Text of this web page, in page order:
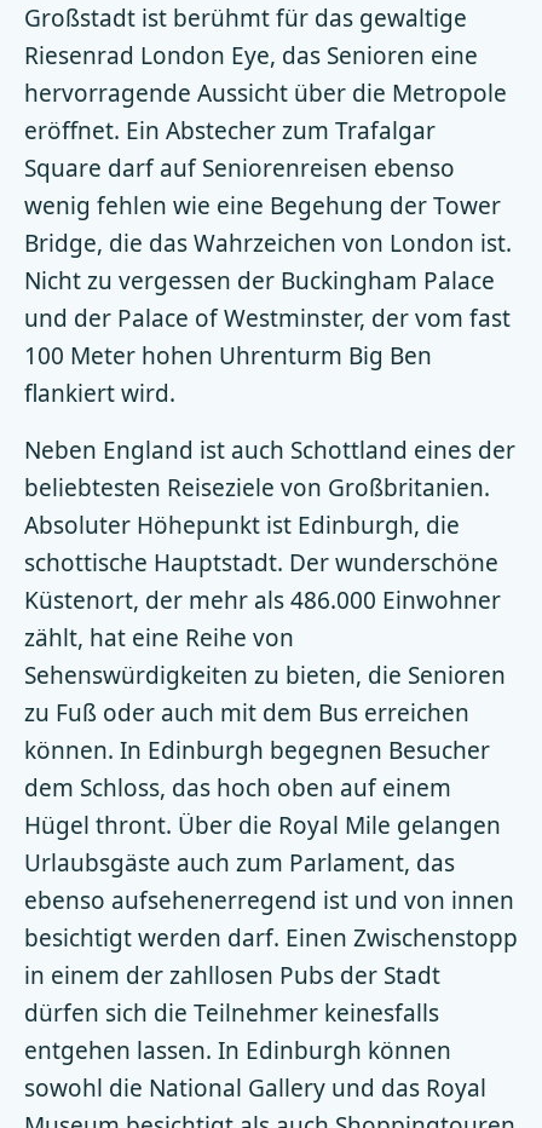
Großstadt ist berühmt für das gewaltige
Riesenrad London Eye, das Senioren eine
hervorragende Aussicht über die Metropole
eröffnet. Ein Abstecher zum Trafalgar
Square darf auf Seniorenreisen ebenso
wenig fehlen wie eine Begehung der Tower
Bridge, die das Wahrzeichen von London ist.
Nicht zu vergessen der Buckingham Palace
und der Palace of Westminster, der vom fast
100 Meter hohen Uhrenturm Big Ben
flankiert wird.
Neben England ist auch Schottland eines der
beliebtesten Reiseziele von Großbritanien.
Absoluter Höhepunkt ist Edinburgh, die
schottische Hauptstadt. Der wunderschöne
Küstenort, der mehr als 486.000 Einwohner
zählt, hat eine Reihe von
Sehenswürdigkeiten zu bieten, die Senioren
zu Fuß oder auch mit dem Bus erreichen
können. In Edinburgh begegnen Besucher
dem Schloss, das hoch oben auf einem
Hügel thront. Über die Royal Mile gelangen
Urlaubsgäste auch zum Parlament, das
ebenso aufsehenerregend ist und von innen
besichtigt werden darf. Einen Zwischenstopp
in einem der zahllosen Pubs der Stadt
dürfen sich die Teilnehmer keinesfalls
entgehen lassen. In Edinburgh können
sowohl die National Gallery und das Royal